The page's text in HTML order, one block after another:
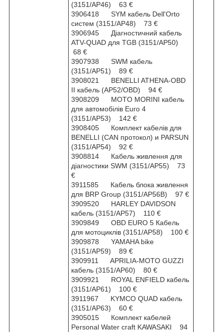
(3151/AP46) 63 €
3906418 SYM кабель Dell'Orto
систем (3151/AP48) 73 €
3906945 Діагностичний кабель
ATV-QUAD для TGB (3151/AP50)
68 €
3907938 SWM кабель
(3151/AP51) 89 €
3908021 BENELLI ATHENA-OBD
II кабель (AP52/OBD) 94 €
3908209 MOTO MORINI кабель
для автомобілів Euro 4
(3151/AP53) 142 €
3908405 Комплект кабелів для
BENELLI (CAN протокол) и PARSUN
(3151/AP54) 92 €
3908814 Кабель живлення для
діагностики SWM (3151/AP55) 73
€
3911585 Кабель блока живлення
для BRP Group (3151/AP56B) 97 €
3909520 HARLEY DAVIDSON
кабель (3151/AP57) 110 €
3909849 OBD EURO 5 Кабель
для мотоциклів (3151/AP58) 100 €
3909878 YAMAHA bike
(3151/AP59) 89 €
3909911 APRILIA-MOTO GUZZI
кабель (3151/AP60) 80 €
3909921 ROYAL ENFIELD кабель
(3151/AP61) 100 €
3911967 KYMCO QUAD кабель
(3151/AP63) 60 €
3905015 Комплект кабелей
Personal Water craft KAWASAKI 94